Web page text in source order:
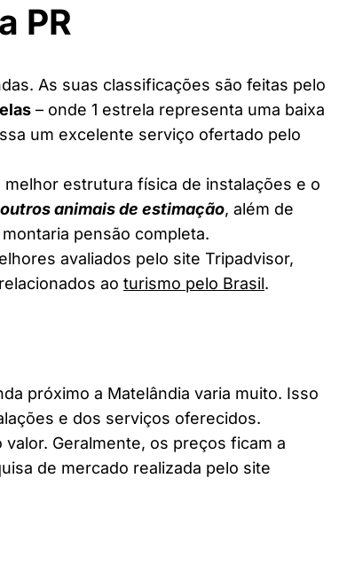
PR
As suas classificações são feitas pelo
– onde 1 estrela representa uma baixa
um excelente serviço ofertado pelo
estrutura física de instalações e o
animais de estimação, além de
pensão completa.
avaliados pelo site Tripadvisor,
ao turismo pelo Brasil.
próximo a Matelândia varia muito. Isso
e dos serviços oferecidos.
Geralmente, os preços ficam a
de mercado realizada pelo site